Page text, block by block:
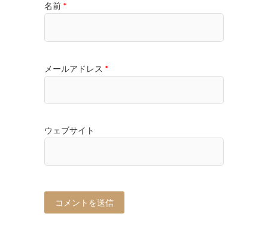
名前 *
メールアドレス *
ウェブサイト